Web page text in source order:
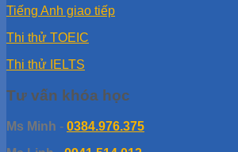
Tiếng Anh giao tiếp
Thi thử TOEIC
Thi thử IELTS
Tư vấn khóa học
Ms Minh - 0384.976.375